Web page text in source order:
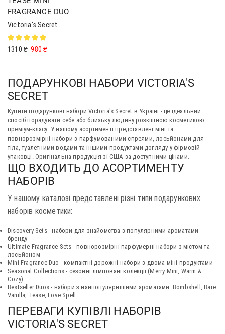
FRAGRANCE DUO
Victoria's Secret
1310₴ 980₴
ПОДАРУНКОВІ НАБОРИ VICTORIA'S
SECRET
Купити подарункові набори Victoria's Secret в Україні - це ідеальний
спосіб порадувати себе або близьку людину розкішною косметикою
преміум-класу. У нашому асортименті представлені міні та
повнорозмірні набори з парфумованими спреями, лосьйонами для
тіла, туалетними водами та іншими продуктами догляду у фірмовій
упаковці. Оригінальна продукція зі США за доступними цінами.
ЩО ВХОДИТЬ ДО АСОРТИМЕНТУ
НАБОРІВ
У нашому каталозі представлені різні типи подарункових
наборів косметики:
Discovery Sets - набори для знайомства з популярними ароматами
бренду
Ultimate Fragrance Sets - повнорозмірні парфумерні набори з містом та
лосьйоном
Mini Fragrance Duo - компактні дорожні набори з двома міні-продуктами
Seasonal Collections - сезонні лімітовані колекції (Merry Mini, Warm &
Cozy)
Bestseller Duos - набори з найпопулярнішими ароматами: Bombshell, Bare
Vanilla, Tease, Love Spell
ПЕРЕВАГИ КУПІВЛІ НАБОРІВ
VICTORIA'S SECRET